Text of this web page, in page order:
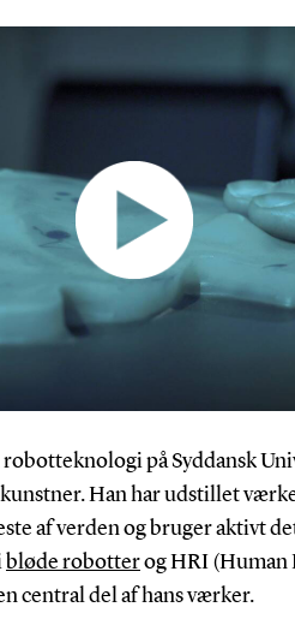
på Syddansk
Han har udstillet
af verden og bruger aktivt
bløde robotterog HRI (Human
central del af hans værker.